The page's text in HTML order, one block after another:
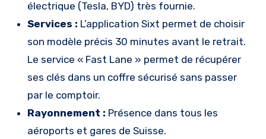
électrique (Tesla, BYD) très fournie.
Services : L’application Sixt permet de choisir
son modèle précis 30 minutes avant le retrait.
Le service « Fast Lane » permet de récupérer
ses clés dans un coffre sécurisé sans passer
par le comptoir.
Rayonnement : Présence dans tous les
aéroports et gares de Suisse.